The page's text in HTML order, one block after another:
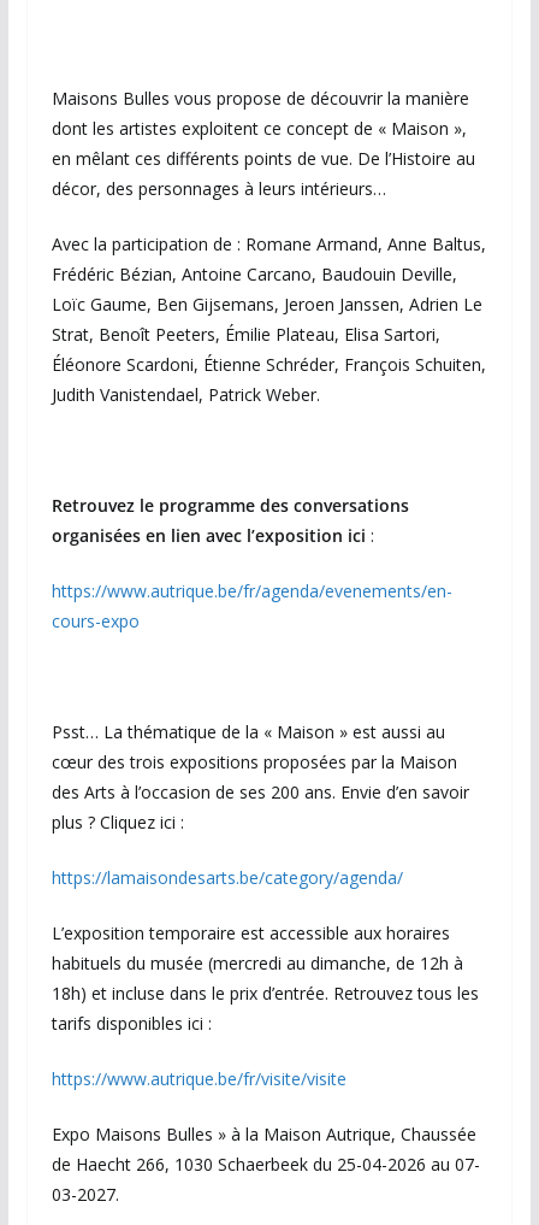
Maisons Bulles vous propose de découvrir la manière
dont les artistes exploitent ce concept de « Maison »,
en mêlant ces différents points de vue. De l’Histoire au
décor, des personnages à leurs intérieurs…
Avec la participation de : Romane Armand, Anne Baltus,
Frédéric Bézian, Antoine Carcano, Baudouin Deville,
Loïc Gaume, Ben Gijsemans, Jeroen Janssen, Adrien Le
Strat, Benoît Peeters, Émilie Plateau, Elisa Sartori,
Éléonore Scardoni, Étienne Schréder, François Schuiten,
Judith Vanistendael, Patrick Weber.
Retrouvez le programme des conversations
organisées en lien avec l’exposition ici :
https://www.autrique.be/fr/agenda/evenements/en-
cours-expo
Psst… La thématique de la « Maison » est aussi au
cœur des trois expositions proposées par la Maison
des Arts à l’occasion de ses 200 ans. Envie d’en savoir
plus ? Cliquez ici :
https://lamaisondesarts.be/category/agenda/
L’exposition temporaire est accessible aux horaires
habituels du musée (mercredi au dimanche, de 12h à
18h) et incluse dans le prix d’entrée. Retrouvez tous les
tarifs disponibles ici :
https://www.autrique.be/fr/visite/visite
Expo Maisons Bulles » à la Maison Autrique, Chaussée
de Haecht 266, 1030 Schaerbeek du 25-04-2026 au 07-
03-2027.